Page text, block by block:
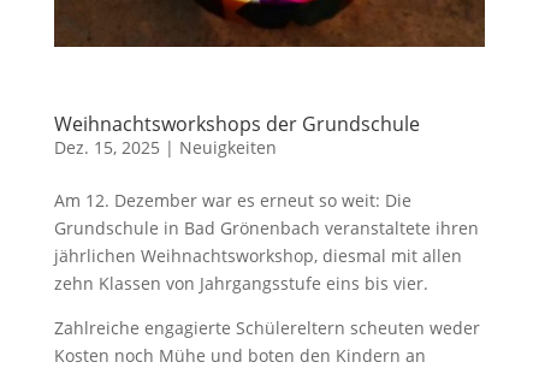
Weihnachtsworkshops der Grundschule
Dez. 15, 2025 | Neuigkeiten
Am 12. Dezember war es erneut so weit: Die
Grundschule in Bad Grönenbach veranstaltete ihren
jährlichen Weihnachtsworkshop, diesmal mit allen
zehn Klassen von Jahrgangsstufe eins bis vier.
Zahlreiche engagierte Schülereltern scheuten weder
Kosten noch Mühe und boten den Kindern an